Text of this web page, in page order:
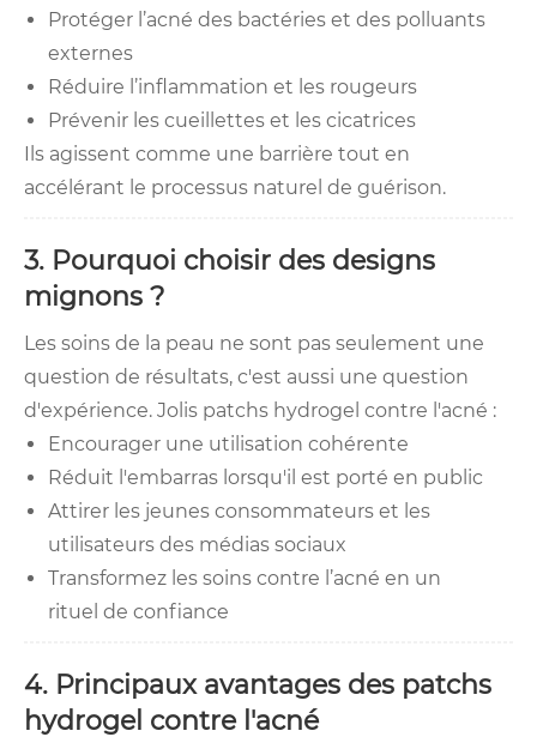
Protéger l’acné des bactéries et des polluants
externes
Réduire l’inflammation et les rougeurs
Prévenir les cueillettes et les cicatrices
Ils agissent comme une barrière tout en
accélérant le processus naturel de guérison.
3. Pourquoi choisir des designs
mignons ?
Les soins de la peau ne sont pas seulement une
question de résultats, c'est aussi une question
d'expérience. Jolis patchs hydrogel contre l'acné :
Encourager une utilisation cohérente
Réduit l'embarras lorsqu'il est porté en public
Attirer les jeunes consommateurs et les
utilisateurs des médias sociaux
Transformez les soins contre l’acné en un
rituel de confiance
4. Principaux avantages des patchs
hydrogel contre l'acné